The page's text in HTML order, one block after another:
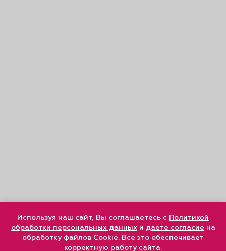
Используя наш сайт, Вы соглашаетесь с Политикой
обработки персональных данныхи даете согласие на
обработку файлов Cookie. Все это обеспечивает
корректную работу сайта.